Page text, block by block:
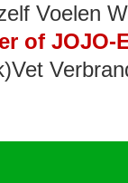
Voelen
of JOJO-